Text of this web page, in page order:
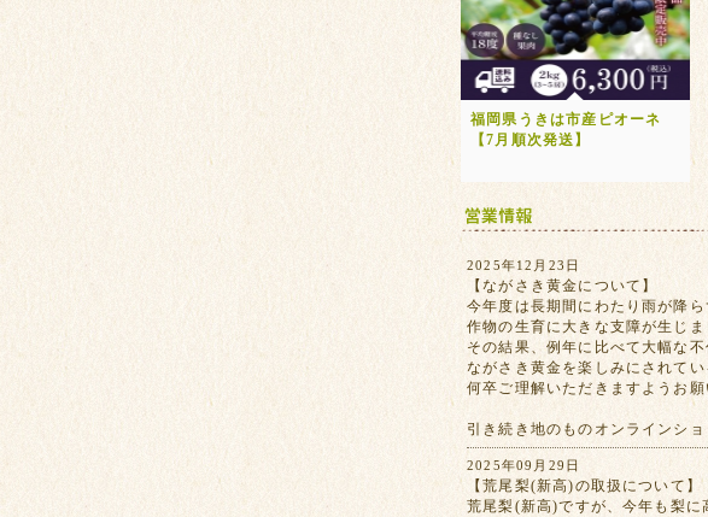
福岡県うきは市産ピオーネ
【7月順次発送】
2025年12月23日
【ながさき黄金について】
今年度は長期間にわたり雨が降
作物の生育に大きな支障が生じま
その結果、例年に比べて大幅な
ながさき黄金を楽しみにされて
何卒ご理解いただきますようお願
引き続き地のものオンラインシ
2025年09月29日
【荒尾梨(新高)の取扱について】
荒尾梨(新高)ですが、今年も梨に